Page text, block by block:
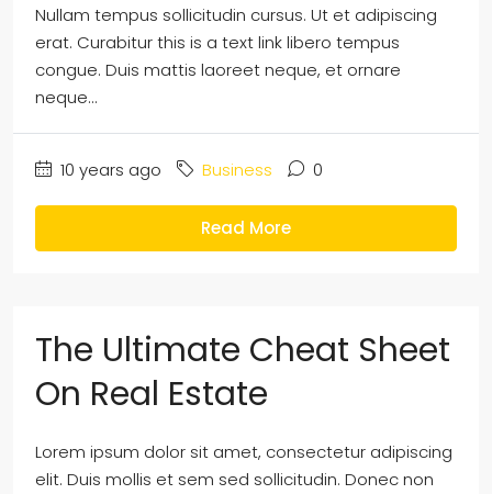
Nullam tempus sollicitudin cursus. Ut et adipiscing
erat. Curabitur this is a text link libero tempus
congue. Duis mattis laoreet neque, et ornare
neque...
10 years ago Business 0
Read More
The Ultimate Cheat Sheet
On Real Estate
Lorem ipsum dolor sit amet, consectetur adipiscing
elit. Duis mollis et sem sed sollicitudin. Donec non